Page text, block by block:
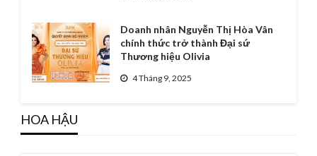
Doanh nhân Nguyễn Thị Hòa Vân
chính thức trở thành Đại sứ
Thương hiệu Olivia
4 Tháng 9, 2025
HOA HẬU